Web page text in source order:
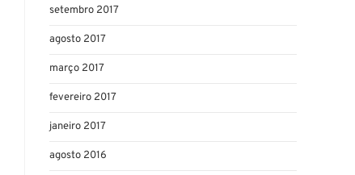
setembro 2017
agosto 2017
março 2017
fevereiro 2017
janeiro 2017
agosto 2016